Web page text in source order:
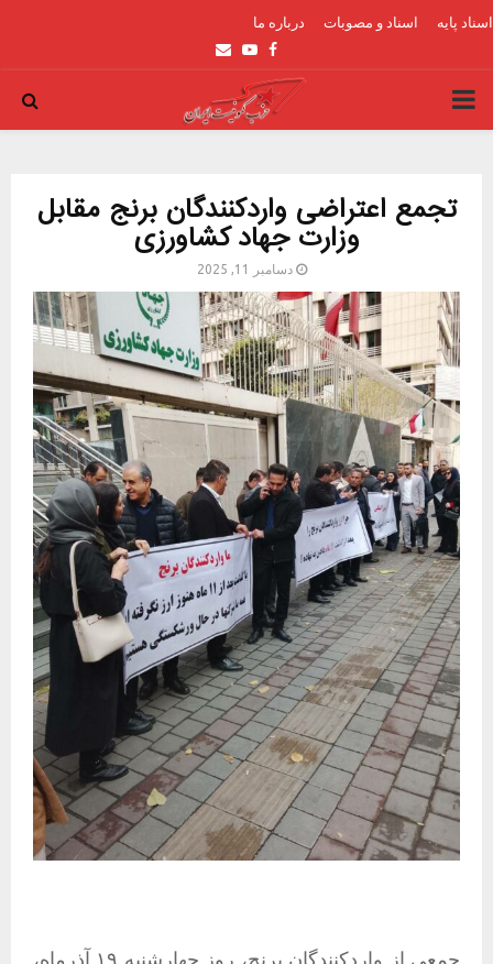
اسناد پایه اسناد و مصوبات درباره ما
Facebook
Youtube
Email
PRIMARY
تجمع اعتراضی واردکنندگان برنج مقابل
وزارت جهاد کشاورزی
دسامبر 11, 2025
جمعی از واردکنندگان برنج، روز چهارشنبه ۱۹ آذرماه،